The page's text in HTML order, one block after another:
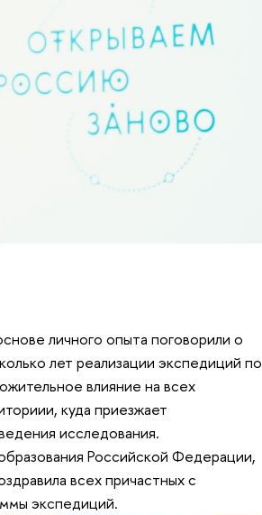
личного опыта поговорили о
лет реализации экспедиций по
влияние на всех
куда приезжает
исследования.
Российской Федерации,
всех причастных с
экспедиций.